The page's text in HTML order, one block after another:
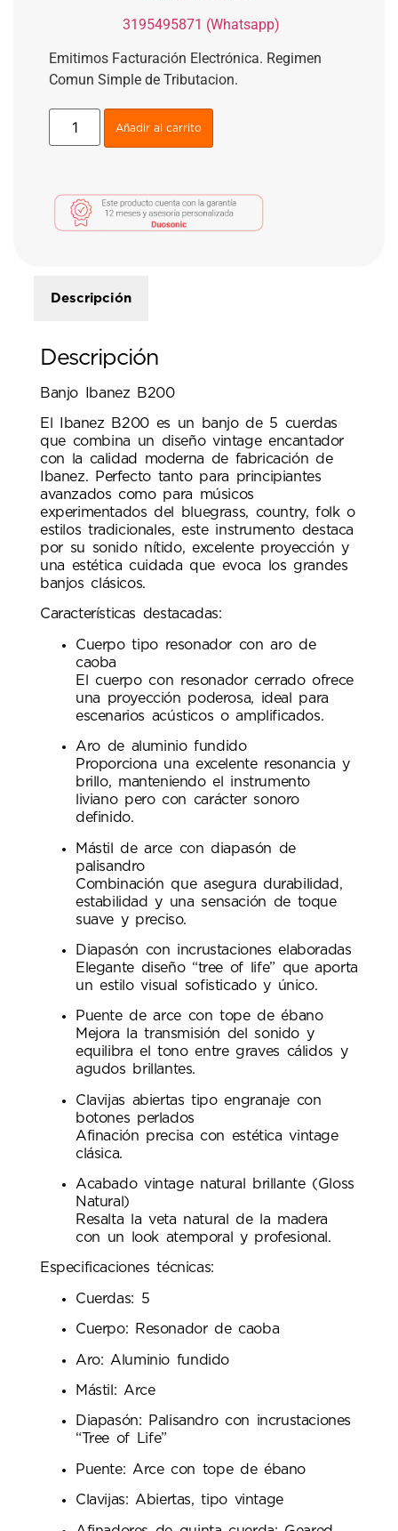
3195495871 (Whatsapp)
Emitimos Facturación Electrónica. Regimen
Comun Simple de Tributacion.
Añadir al carrito
Descripción
Descripción
Banjo Ibanez B200
El Ibanez B200 es un banjo de 5 cuerdas
que combina un diseño vintage encantador
con la calidad moderna de fabricación de
Ibanez. Perfecto tanto para principiantes
avanzados como para músicos
experimentados del bluegrass, country, folk o
estilos tradicionales, este instrumento destaca
por su sonido nítido, excelente proyección y
una estética cuidada que evoca los grandes
banjos clásicos.
Características destacadas:
Cuerpo tipo resonador con aro de
caoba
El cuerpo con resonador cerrado ofrece
una proyección poderosa, ideal para
escenarios acústicos o amplificados.
Aro de aluminio fundido
Proporciona una excelente resonancia y
brillo, manteniendo el instrumento
liviano pero con carácter sonoro
definido.
Mástil de arce con diapasón de
palisandro
Combinación que asegura durabilidad,
estabilidad y una sensación de toque
suave y preciso.
Diapasón con incrustaciones elaboradas
Elegante diseño “tree of life” que aporta
un estilo visual sofisticado y único.
Puente de arce con tope de ébano
Mejora la transmisión del sonido y
equilibra el tono entre graves cálidos y
agudos brillantes.
Clavijas abiertas tipo engranaje con
botones perlados
Afinación precisa con estética vintage
clásica.
Acabado vintage natural brillante (Gloss
Natural)
Resalta la veta natural de la madera
con un look atemporal y profesional.
Especificaciones técnicas:
Cuerdas: 5
Cuerpo: Resonador de caoba
Aro: Aluminio fundido
Mástil: Arce
Diapasón: Palisandro con incrustaciones
“Tree of Life”
Puente: Arce con tope de ébano
Clavijas: Abiertas, tipo vintage